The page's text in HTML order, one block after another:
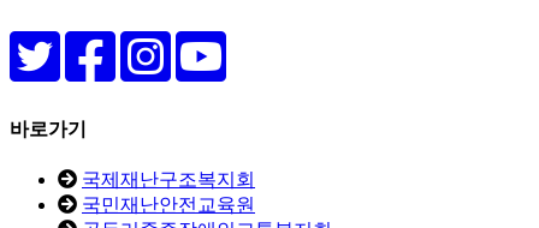
바로가기
국제재난구조복지회
국민재난안전교육원